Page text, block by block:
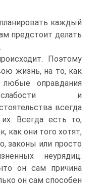
каждый
предстоит делать
Поэтому
жизнь, на то, как
оправдания
и
всегда
Всегда есть то,
как они того хотят,
законы или просто
неурядиц.
он сам причина
он сам способен